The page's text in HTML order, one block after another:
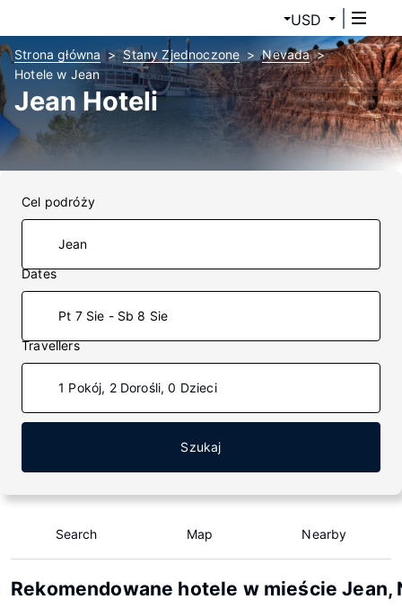
USD
Strona główna Stany Zjednoczone
Nevada
Hotele w Jean
Jean Hoteli
Cel podróży
Dates
Pt 7 Sie - Sb 8 Sie
Travellers
1 Pokój, 2 Dorośli, 0 Dzieci
Szukaj
Search Map Nearby
Rekomendowane hotele w mieście Jean,